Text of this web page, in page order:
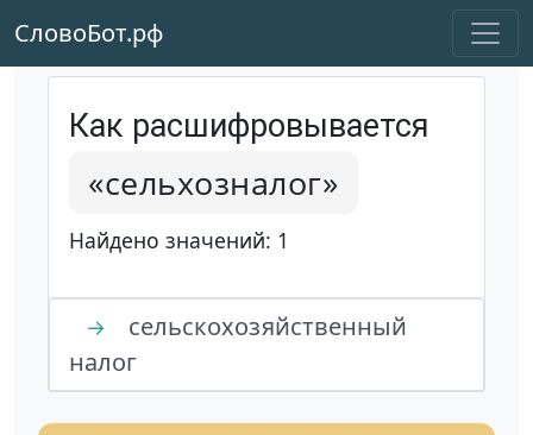
СловоБот.рф
Как расшифровывается
«сельхозналог»
Найдено значений: 1
→
сельскохозяйственный
налог